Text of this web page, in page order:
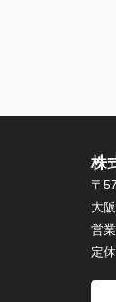
株
〒
大
営
定